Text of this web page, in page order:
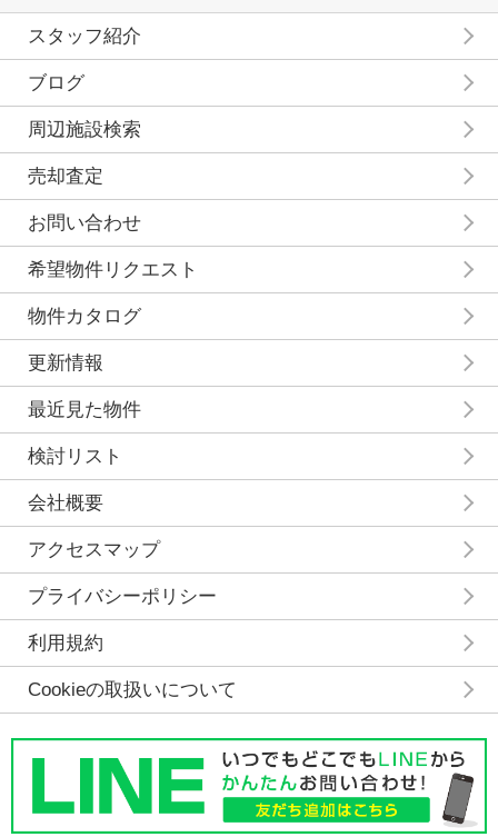
スタッフ紹介
ブログ
周辺施設検索
売却査定
お問い合わせ
希望物件リクエスト
物件カタログ
更新情報
最近見た物件
検討リスト
会社概要
アクセスマップ
プライバシーポリシー
利用規約
Cookieの取扱いについて